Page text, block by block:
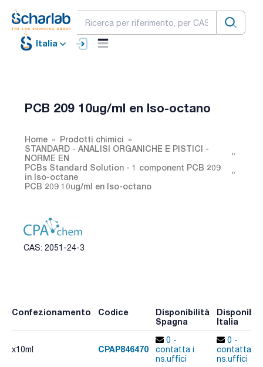
Italia
PCB 209 10ug/ml en Iso-octano
Home
Prodotti chimici
STANDARD - ANALISI ORGANICHE E PISTICI -
NORME EN
PCBs Standard Solution - 1 component PCB 209
in Iso-octane
PCB 209 10ug/ml en Iso-octano
CAS: 2051-24-3
Confezionamento Codice
Disponibilità
Spagna
Italia
x10ml CPAP846470
0 -
contatta i
ns.uffici
0 -
contatta i
ns.uffici